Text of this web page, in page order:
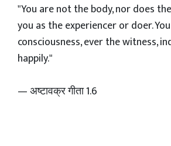
"You are not the body, nor does
you as the experiencer or doer.
consciousness, ever the witness,
happily."
— अष्टावक्र गीता 1.6